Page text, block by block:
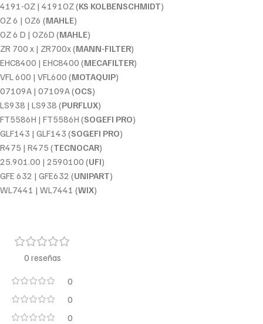
4191-OZ | 4191OZ (KS KOLBENSCHMIDT)
OZ 6 | OZ6 (MAHLE)
OZ 6 D | OZ6D (MAHLE)
ZR 700 x | ZR700x (MANN-FILTER)
EHC8400 | EHC8400 (MECAFILTER)
VFL 600 | VFL600 (MOTAQUIP)
07109A | 07109A (OCS)
LS938 | LS938 (PURFLUX)
FT5586H | FT5586H (SOGEFI PRO)
GLF143 | GLF143 (SOGEFI PRO)
R475 | R475 (TECNOCAR)
25.901.00 | 2590100 (UFI)
GFE 632 | GFE632 (UNIPART)
WL7441 | WL7441 (WIX)
0 reseñas
0
0
0